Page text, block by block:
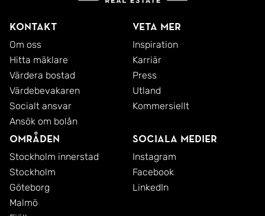
Kontakt
Om oss
Hitta mäklare
Värdera bostad
Värdebevakaren
Socialt ansvar
Ansök om bolån
Veta mer
Inspiration
Karriär
Press
Utland
Kommersiellt
Områden
Stockholm innerstad
Stockholm
Göteborg
Malmö
Sociala medier
Instagram
Facebook
LinkedIn